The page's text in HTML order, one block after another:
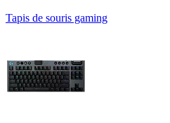
Tapis de souris gaming